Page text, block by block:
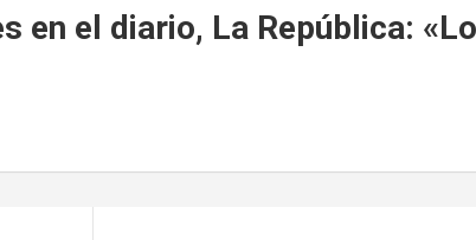
en el diario, La República: